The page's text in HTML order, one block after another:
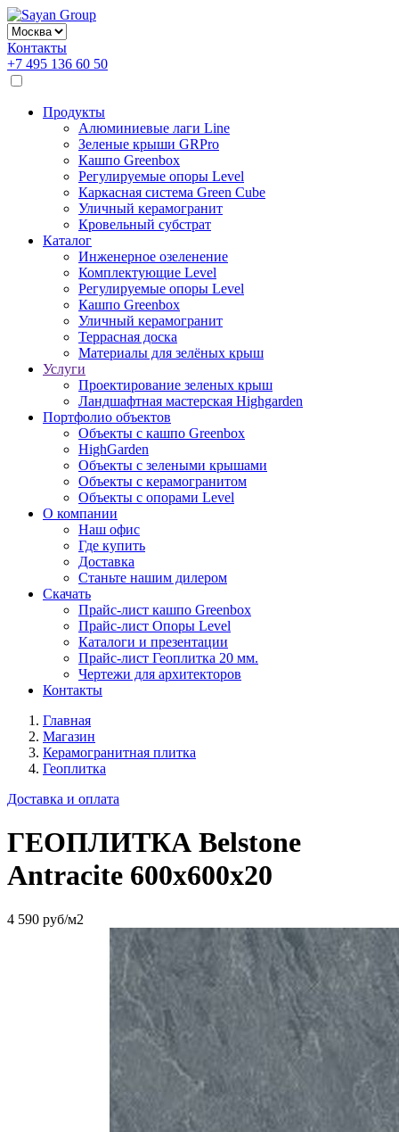
Контакты
+7 495 136 60 50
Продукты
Алюминиевые лаги Line
Зеленые крыши GRPro
Кашпо Greenbox
Регулируемые опоры Level
Каркасная система Green Cube
Уличный керамогранит
Кровельный субстрат
Каталог
Инженерное озеленение
Комплектующие Level
Регулируемые опоры Level
Кашпо Greenbox
Уличный керамогранит
Террасная доска
Материалы для зелёных крыш
Услуги
Проектирование зеленых крыш
Ландшафтная мастерская Highgarden
Портфолио объектов
Объекты с кашпо Greenbox
HighGarden
Объекты с зелеными крышами
Объекты с керамогранитом
Объекты с опорами Level
О компании
Наш офис
Где купить
Доставка
Станьте нашим дилером
Скачать
Прайс-лист кашпо Greenbox
Прайс-лист Опоры Level
Каталоги и презентации
Прайс-лист Геоплитка 20 мм.
Чертежи для архитекторов
Контакты
Главная
Магазин
Керамогранитная плитка
Геоплитка
Доставка и оплата
ГЕОПЛИТКА Belstone
Antracite 600х600х20
4 590 руб/м2